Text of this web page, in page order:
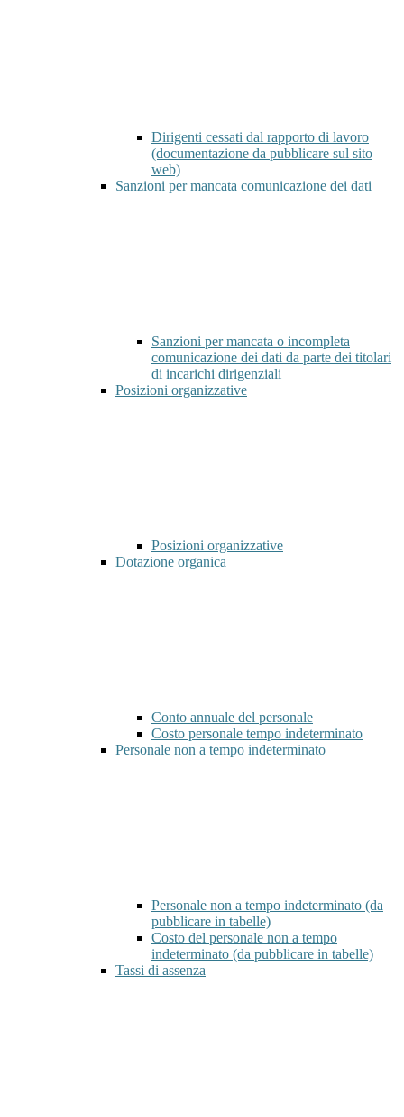
Dirigenti cessati dal rapporto di lavoro
(documentazione da pubblicare sul sito
web)
Sanzioni per mancata comunicazione dei dati
Sanzioni per mancata o incompleta
comunicazione dei dati da parte dei titolari
di incarichi dirigenziali
Posizioni organizzative
Posizioni organizzative
Dotazione organica
Conto annuale del personale
Costo personale tempo indeterminato
Personale non a tempo indeterminato
Personale non a tempo indeterminato (da
pubblicare in tabelle)
Costo del personale non a tempo
indeterminato (da pubblicare in tabelle)
Tassi di assenza